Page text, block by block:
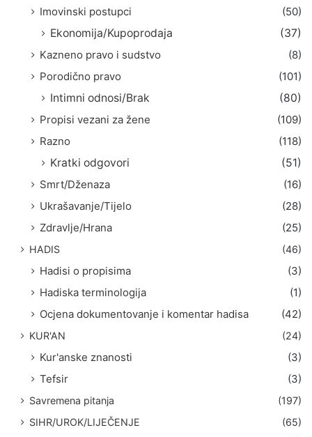
Imovinski postupci
(50)
Ekonomija/Kupoprodaja
(37)
Kazneno pravo i sudstvo
(8)
Porodično pravo
(101)
Intimni odnosi/Brak
(80)
Propisi vezani za žene
(109)
Razno
(118)
Kratki odgovori
(51)
Smrt/Dženaza
(16)
Ukrašavanje/Tijelo
(28)
Zdravlje/Hrana
(25)
HADIS (46)
Hadisi o propisima
(3)
Hadiska terminologija
(1)
Ocjena dokumentovanje i komentar hadisa
(42)
KUR'AN (24)
Kur'anske znanosti
(3)
Tefsir
(3)
Savremena pitanja
(197)
SIHR/UROK/LIJEČENJE
(65)